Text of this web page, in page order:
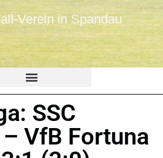
Verein in Spandau
SSC
VfB Fortuna